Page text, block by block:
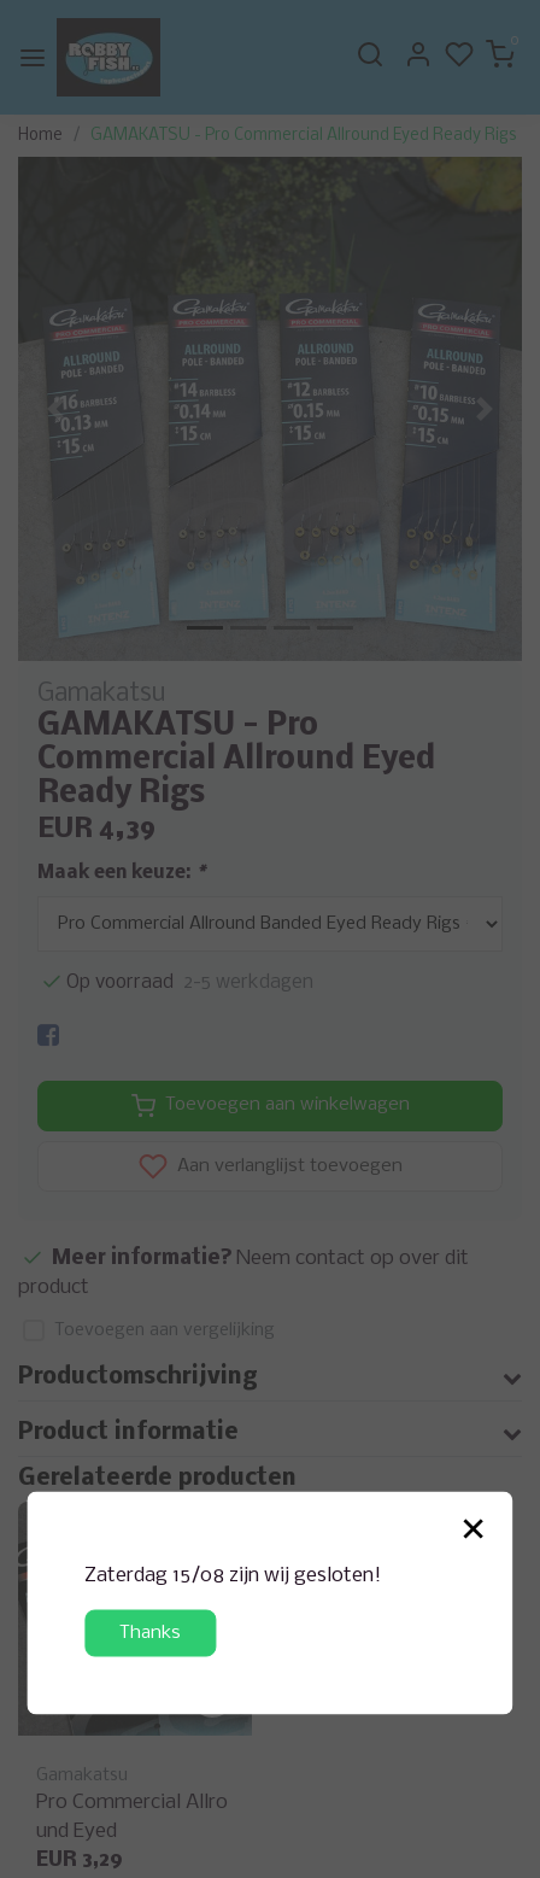
0
Home GAMAKATSU - Pro Commercial Allround Eyed Ready Rigs
Vorige
Gamakatsu
GAMAKATSU - Pro
Commercial Allround Eyed
Ready Rigs
EUR 4,39
Maak een keuze: *
Op voorraad 2-5 werkdagen
Toevoegen aan winkelwagen
Aan verlanglijst toevoegen
Meer informatie? Neem contact op over dit
product
Toevoegen aan vergelijking
Productomschrijving
Product informatie
Gerelateerde producten
Gamakatsu
Pro Commercial Allro
und Eyed
EUR 3,29
×
Zaterdag 15/08 zijn wij gesloten!
Thanks